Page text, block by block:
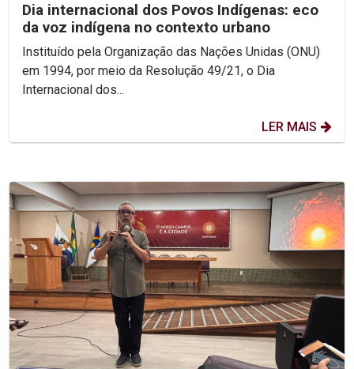
Dia internacional dos Povos Indígenas: eco
da voz indígena no contexto urbano
Instituído pela Organização das Nações Unidas (ONU)
em 1994, por meio da Resolução 49/21, o Dia
Internacional dos...
LER MAIS